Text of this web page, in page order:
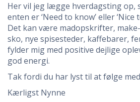
Her vil jeg lægge hverdagsting op,
enten er ‘Need to know’ eller ‘Nice
Det kan være madopskrifter,
sko, nye spisesteder, kaffebarer,
fylder mig med positive dejlige
god energi.
Tak fordi du har lyst til at følge
Kærligst Nynne